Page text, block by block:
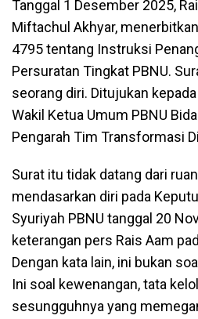
Tanggal 1 Desember 2025,
Miftachul Akhyar,
4795 tentang Instruksi
Persuratan Tingkat PBNU.
seorang diri. Ditujukan
Wakil Ketua Umum PBNU
Pengarah Tim Transformasi
Surat itu tidak datang dari
mendasarkan diri pada
Syuriyah PBNU tanggal 20
keterangan pers Rais Aam
Dengan kata lain, ini bukan
Ini soal kewenangan, tata
sesungguhnya yang